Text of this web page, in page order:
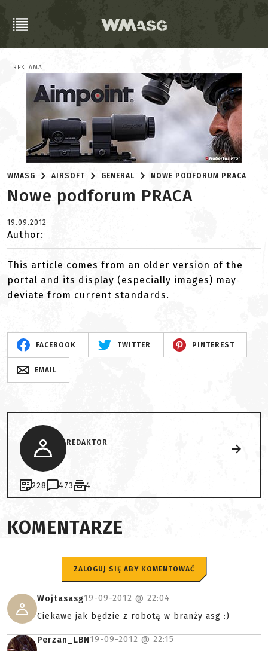
REKLAMA
WMASG AIRSOFT GENERAL NOWE PODFORUM PRACA
Nowe podforum PRACA
19.09.2012
Author:
This article comes from an older version of the
portal and its display (especially images) may
deviate from current standards.
FACEBOOK TWITTER PINTEREST
EMAIL
REDAKTOR
228 473 4
KOMENTARZE
ZALOGUJ SIĘ ABY KOMENTOWAĆ
Wojtasasg19-09-2012 @ 22:04
Ciekawe jak będzie z robotą w branży asg :)
Perzan_LBN19-09-2012 @ 22:15